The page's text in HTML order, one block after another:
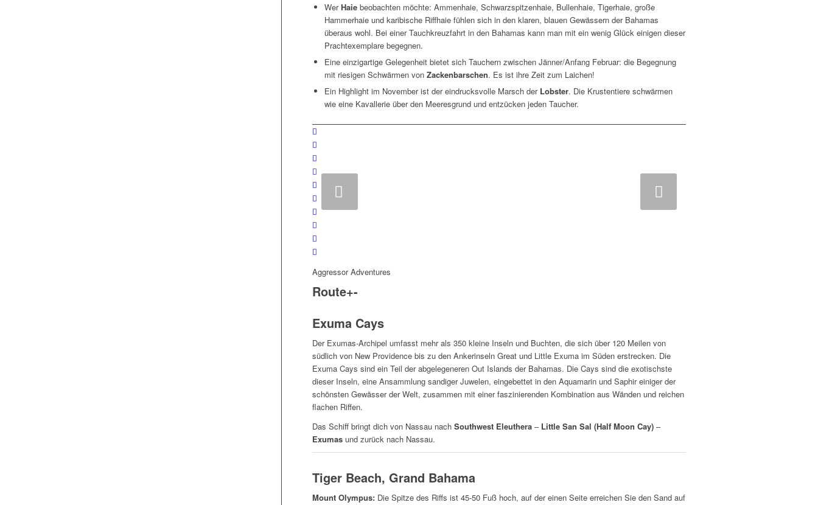
Wer Haiebeobachten möchte: Ammenhaie, Schwarzspitzenhaie, Bullenhaie, Tigerhaie, große
Hammerhaie und karibische Riffhaie fühlen sich in den klaren, blauen Gewässern der Bahamas
überaus wohl. Bei einer Tauchkreuzfahrt in den Bahamas kann man mit ein wenig Glück einigen dieser
Prachtexemplare begegnen.
Eine einzigartige Gelegenheit bietet sich Tauchern zwischen Jänner/Anfang Februar: die Begegnung
mit riesigen Schwärmen von Zackenbarschen. Es ist ihre Zeit zum Laichen!
Ein Highlight im November ist der eindrucksvolle Marsch der Lobster. Die Krustentiere schwärmen
wie eine Kavallerie über den Meeresgrund und entzücken jeden Taucher.
Aggressor Adventures
Route+-
Exuma Cays
Der Exumas-Archipel umfasst mehr als 350 kleine Inseln und Buchten, die sich über 120 Meilen von
südlich von New Providence bis zu den Ankerinseln Great und Little Exuma im Süden erstrecken. Die
Exuma Cays sind ein Teil der abgelegeneren Out Islands der Bahamas. Die Cays sind die exotischste
dieser Inseln, eine Ansammlung sandiger Juwelen, eingebettet in den Aquamarin und Saphir einiger der
schönsten Gewässer der Welt, zusammen mit einer faszinierenden Kombination aus Wänden und reichen
flachen Riffen.
Das Schiff bringt dich von Nassau nach Southwest Eleuthera– Little San Sal (Half Moon Cay)–
Exumasund zurück nach Nassau.
Tiger Beach, Grand Bahama
Mount Olympus:Die Spitze des Riffs ist 45-50 Fuß hoch, auf der einen Seite erreichen Sie den Sand auf